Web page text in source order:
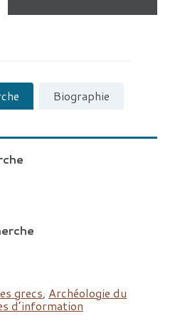
Biographie
grecs, Archéologie du
d’information